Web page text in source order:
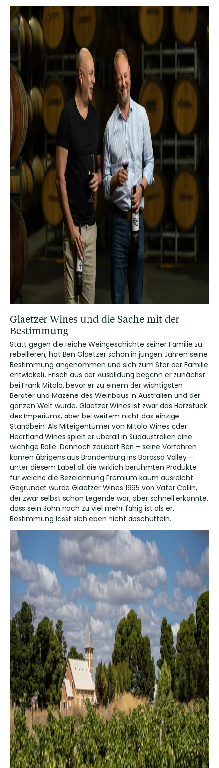
Glaetzer Wines und die Sache mit der
Bestimmung
Statt gegen die reiche Weingeschichte seiner Familie zu
rebellieren, hat Ben Glaetzer schon in jungen Jahren seine
Bestimmung angenommen und sich zum Star der Familie
entwickelt. Frisch aus der Ausbildung begann er zunächst
bei Frank Mitolo, bevor er zu einem der wichtigsten
Berater und Mäzene des Weinbaus in Australien und der
ganzen Welt wurde. Glaetzer Wines ist zwar das Herzstück
des Imperiums, aber bei weitem nicht das einzige
Standbein. Als Miteigentümer von Mitolo Wines oder
Heartland Wines spielt er überall in Südaustralien eine
wichtige Rolle. Dennoch zaubert Ben – seine Vorfahren
kamen übrigens aus Brandenburg ins Barossa Valley –
unter diesem Label all die wirklich berühmten Produkte,
für welche die Bezeichnung Premium kaum ausreicht.
Gegründet wurde Glaetzer Wines 1995 von Vater Collin,
der zwar selbst schon Legende war, aber schnell erkannte,
dass sein Sohn noch zu viel mehr fähig ist als er.
Bestimmung lässt sich eben nicht abschütteln.